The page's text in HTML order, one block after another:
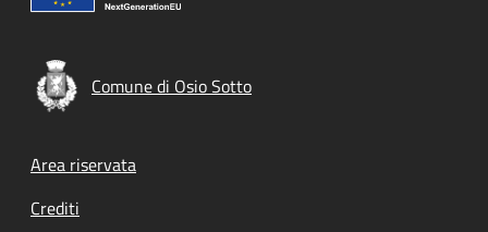
Comune di Osio Sotto
Footer menu
Area riservata
Crediti